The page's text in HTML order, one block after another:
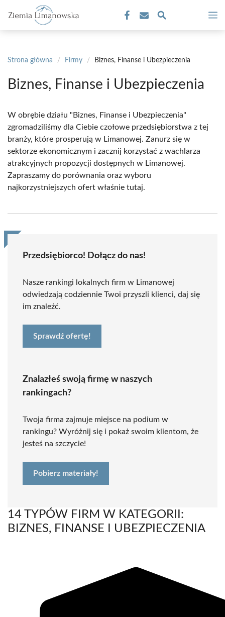
treści
Strona główna / Firmy / Biznes, Finanse i Ubezpieczenia
Biznes, Finanse i Ubezpieczenia
W obrębie działu "Biznes, Finanse i Ubezpieczenia"
zgromadziliśmy dla Ciebie czołowe przedsiębiorstwa z tej
branży, które prosperują w Limanowej. Zanurz się w
sektorze ekonomicznym i zacznij korzystać z wachlarza
atrakcyjnych propozycji dostępnych w Limanowej.
Zapraszamy do porównania oraz wyboru
najkorzystniejszych ofert właśnie tutaj.
Przedsiębiorco! Dołącz do nas!
Nasze rankingi lokalnych firm w Limanowej
odwiedzają codziennie Twoi przyszli klienci, daj się
im znaleźć.
Sprawdź ofertę!
Znalazłeś swoją firmę w naszych
rankingach?
Twoja firma zajmuje miejsce na podium w
rankingu? Wyróżnij się i pokaż swoim klientom, że
jesteś na szczycie!
Pobierz materiały!
14 TYPÓW FIRM W KATEGORII:
BIZNES, FINANSE I UBEZPIECZENIA